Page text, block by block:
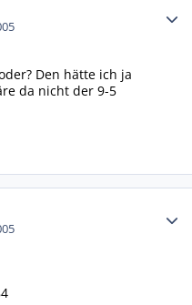
Den hätte ich ja
da nicht der 9-5